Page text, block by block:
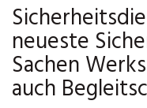
neueste
Sachen
auch